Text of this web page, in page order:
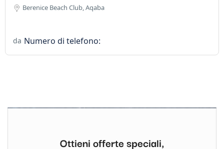
Berenice Beach Club, Aqaba
da Numero di telefono:
Ottieni offerte speciali,